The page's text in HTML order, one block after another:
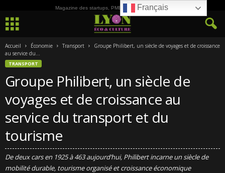
Magazine des startups, PME, ETI et de la Culture
Accueil Économie Transport
Groupe Philibert, un siècle de voyages et de croissance
au service du...
TRANSPORT
Groupe Philibert, un siècle de
voyages et de croissance au
service du transport et du
tourisme
De deux cars en 1925 à 463 aujourd’hui, Philibert incarne un siècle de
mobilité durable, tourisme organisé et croissance économique
Français